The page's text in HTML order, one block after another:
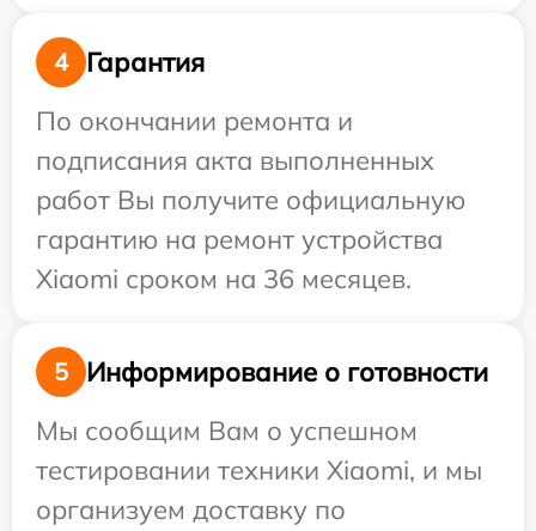
4
Гарантия
По окончании ремонта и
подписания акта выполненных
работ Вы получите официальную
гарантию на ремонт устройства
Xiaomi сроком на 36 месяцев.
5
Информирование о готовности
Мы сообщим Вам о успешном
тестировании техники Xiaomi, и мы
организуем доставку по